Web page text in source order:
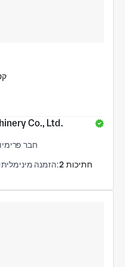
Co., Ltd.
חבר פרימיום 1
הזמנה מינימלית: 2 חתיכות